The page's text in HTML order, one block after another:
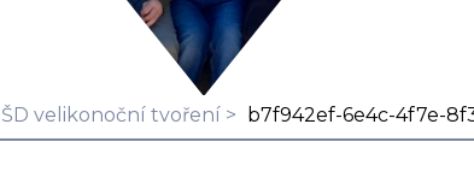
ŠD velikonoční tvoření b7f942ef-6e4c-4f7e-